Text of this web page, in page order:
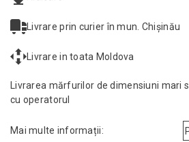
Livrare prin curier în mun. Chișinău
Livrare in toata Moldova
Livrarea mărfurilor de dimensiuni mari
cu operatorul
Mai multe informații: